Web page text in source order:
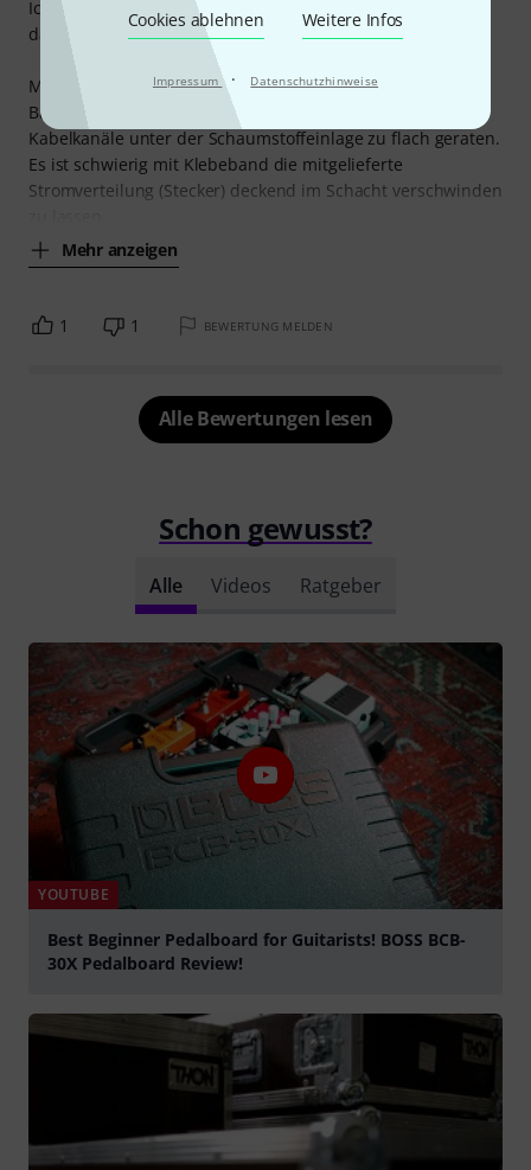
Cookies ablehnen Weitere Infos
Impressum · Datenschutzhinweise
Ich mag diese Eigenkreation von Boss. Persönlich habe ich
das BCB-60 immer mit auf Tour.
Mit dieser neuen Edition habe ich ein wenig
Bauchschmerzen. Beim 30X speziell sind mir die
Kabelkanäle unter der Schaumstoffeinlage zu flach geraten.
Es ist schwierig mit Klebeband die mitgelieferte
Stromverteilung (Stecker) deckend im Schacht verschwinden
Mehr anzeigen
1 1 BEWERTUNG MELDEN
Alle Bewertungen lesen
Schon gewusst?
Alle Videos Ratgeber
YOUTUBE
Best Beginner Pedalboard for Guitarists! BOSS BCB-
30X Pedalboard Review!